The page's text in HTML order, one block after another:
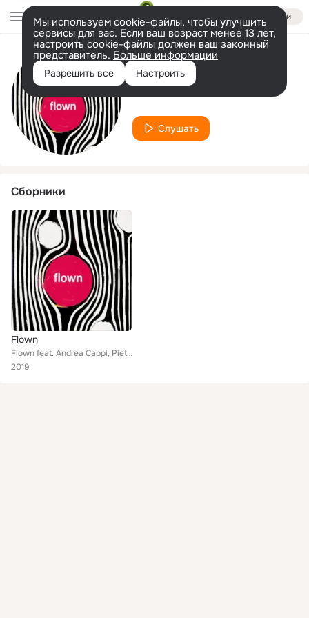
Войти
Мы используем cookie-файлы, чтобы улучшить
сервисы для вас. Если ваш возраст менее 13 лет,
настроить cookie-файлы должен ваш законный
представитель. Больше информации
Разрешить все Настроить
Исполнитель
Riccardo Vandelli
Слушать
Сборники
Flown
Flown feat. Andrea Cappi, Pietro Monari, Riccardo Vandelli
2019